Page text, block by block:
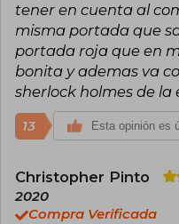
tener en cuenta al
misma portada que
portada roja que en
bonita y ademas va
sherlock holmes de la
13 Esta opinión es
Christopher Pinto
2020
Compra Verificada